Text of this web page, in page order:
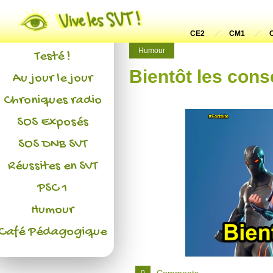
CE2 CM1
Humour
Bientôt les
Actualités
L'association
Testé !
Au jour le jour
Chroniques radio
SOS Exposés
SOS DNB SVT
Réussites en SVT
PSC 1
Humour
Pédagogique